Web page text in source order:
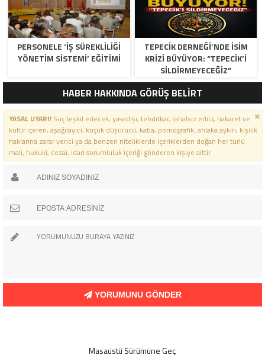
PERSONELE ‘İŞ SÜREKLİLİĞİ
YÖNETİM SİSTEMİ’ EĞİTİMİ
TEPECİK DERNEĞİ’NDE İSİM
KRİZİ BÜYÜYOR: “TEPECİK’İ
SİLDİRMEYECEĞİZ”
HABER HAKKINDA GÖRÜŞ BELİRT
YASAL UYARI!Suç teşkil edecek, yasadışı, tehditkar, rahatsız edici, hakaret ve
küfür içeren, aşağılayıcı, küçük düşürücü, kaba, pornografik, ahlaka aykırı, kişilik
haklarına zarar verici ya da benzeri niteliklerde içeriklerden doğan her türlü
mali, hukuki, cezai, idari sorumluluk içeriği gönderen kişiye aittir.
YORUMUNU GÖNDER
Masaüstü Sürümüne Geç